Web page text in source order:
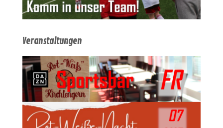
Veranstaltungen